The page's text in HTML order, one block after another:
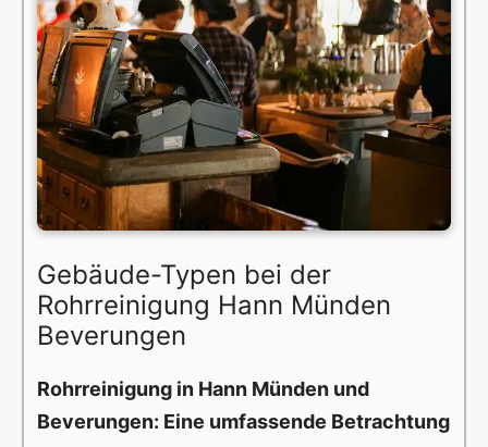
Gebäude-Typen bei der
Rohrreinigung Hann Münden
Beverungen
Rohrreinigung in Hann Münden und
Beverungen: Eine umfassende Betrachtung